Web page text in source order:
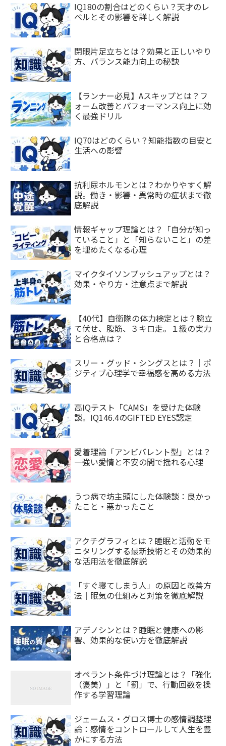
IQ180の割合はどのくらい？天才のレ
ベルとその影響を詳しく解説
閉眼片足立ちとは？効果と正しいやり
方、バランス能力向上の秘訣
【ランナー必見】Aスキップとは？フ
ォーム改善とパフォーマンス向上に効
く最強ドリル
IQ70はどのくらい？知能指数の目安と
生活への影響
抗利尿ホルモンとは？わかりやすく解
説。働き・影響・異常時の症状まで徹
底解説
情報ギャップ理論とは？「自分が知っ
ていること」と「知らないこと」の差
を埋めたくなる心理
マイクタイソンプッシュアップとは？
効果・やり方・注意点まで解説
【40代】自衛隊の体力検定とは？腕立
て伏せ、腹筋、３キロ走。１級の実力
と合格点は？
スリー・グッド・シングスとは？｜ポ
ジティブ心理学で幸福感を高める方法
高IQテスト「CAMS」を受けた体験
談。IQ146.4のGIFTED EYES認定
愛着理論「アンビバレント型」とは？
—強い愛情と不安の間で揺れる心理
うつ病で坊主頭にした体験談：良かっ
たこと・悪かったこと
アクチグラフィとは？睡眠と活動をモ
ニタリングする最新技術とその効果的
な活用法を徹底解説
「すぐ寝てしまう人」の原因と改善方
法｜眠気の仕組みと対策を徹底解説
アデノシンとは？睡眠と健康への影
響、効果的な使い方を徹底解説
オペラント条件づけ理論とは？「強化
（褒美）」と「罰」で、行動回数を操
作する学習理論
ジェームス・グロス博士の感情調整理
論：感情をコントロールして人生を豊
かにする方法